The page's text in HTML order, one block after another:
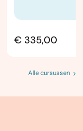
€ 335,00
Alle cursussen